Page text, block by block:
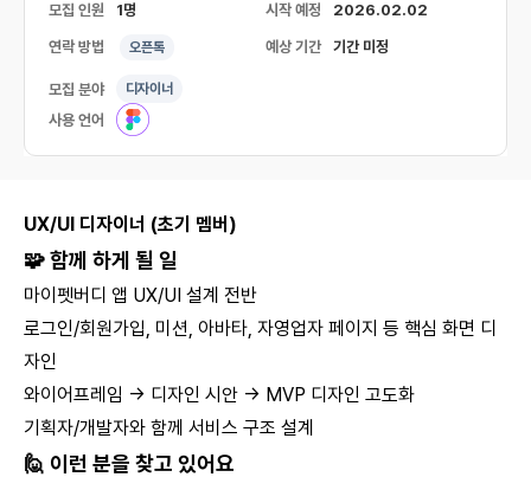
모집 인원 1명 시작 예정 2026.02.02
연락 방법 오픈톡 예상 기간 기간 미정
모집 분야 디자이너
사용 언어
UX/UI 디자이너 (초기 멤버)
🧩 함께 하게 될 일
마이펫버디 앱 UX/UI 설계 전반
로그인/회원가입, 미션, 아바타, 자영업자 페이지 등 핵심 화면 디
자인
와이어프레임 → 디자인 시안 → MVP 디자인 고도화
기획자/개발자와 함께 서비스 구조 설계
🙋 이런 분을 찾고 있어요